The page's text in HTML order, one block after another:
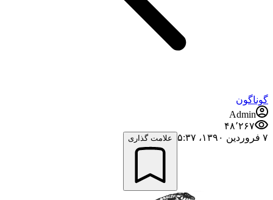
گوناگون
Admin
۴۸٬۲۶۷
۷ فروردین ۱۳۹۰،‏ ۵:۳۷
علامت گذاری